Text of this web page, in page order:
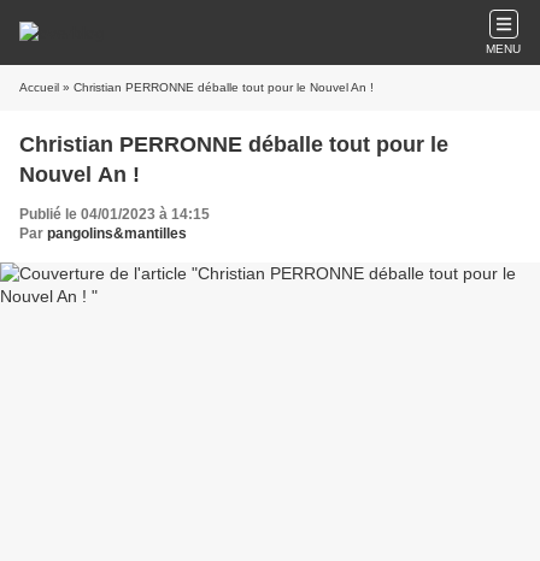
MENU
Accueil » Christian PERRONNE déballe tout pour le Nouvel An !
Christian PERRONNE déballe tout pour le
Nouvel An !
Publié le 04/01/2023 à 14:15
Par pangolins&mantilles